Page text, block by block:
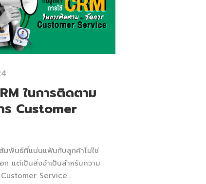
ในการติดตาม
ร Customer
มพันธ์ที่แน่นแฟ้นกับลูกค้าไม่ใช่
ก แต่เป็นสิ่งจำเป็นสำหรับความ
Customer Service...